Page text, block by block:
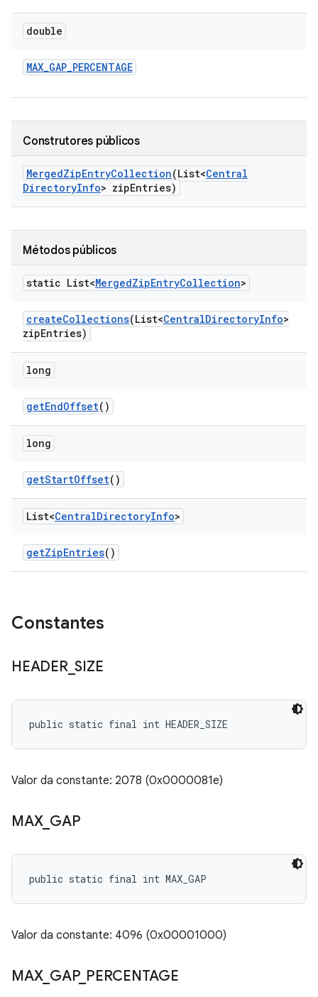
double
MAX_GAP_PERCENTAGE
Construtores públicos
MergedZipEntryCollection(List<Central
DirectoryInfo> zipEntries)
Métodos públicos
static List<MergedZipEntryCollection>
createCollections(List<CentralDirectoryInfo>
zipEntries)
long
getEndOffset()
long
getStartOffset()
List<CentralDirectoryInfo>
getZipEntries()
Constantes
HEADER_SIZE
public static final int HEADER_SIZE
Valor da constante: 2078 (0x0000081e)
MAX_ GAP
public static final int MAX_GAP
Valor da constante: 4096 (0x00001000)
MAX_ GAP_ PERCENTAGE